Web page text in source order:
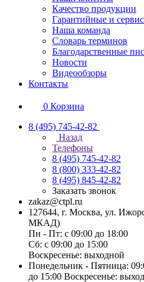
Качество продукции
Гарантийные и
Наша команда
Словарь терминов
Благодарственные
Новости
Видеообзоры
Контакты
0 Корзина
8 (495) 745-42-82
Назад
Телефоны
8 (495) 745-42-82
8 (800) 333-42-82
8 (495) 845-42-82
Заказать звонок
zakaz@ctpl.ru
127644, г. Москва, ул.
МКАД)
Пн - Пт: с 09:00 до 18:00
Сб: с 09:00 до 15:00
Воскресенье: выходной
Понедельник - Пятница:
до 15:00 Воскресенье: